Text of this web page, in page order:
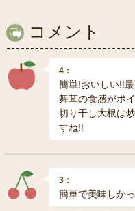
コメント
4：
簡単!おいしい!!
舞茸の食感がポ
切り干し大根は
すね!!
3：
簡単で美味しか